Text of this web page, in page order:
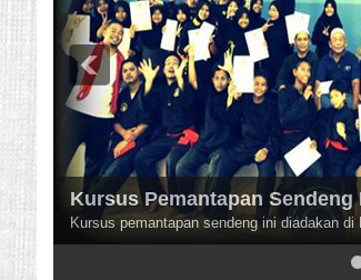
Kursus Pemantapan Sendeng
Kursus pemantapan sendeng ini diadakan di